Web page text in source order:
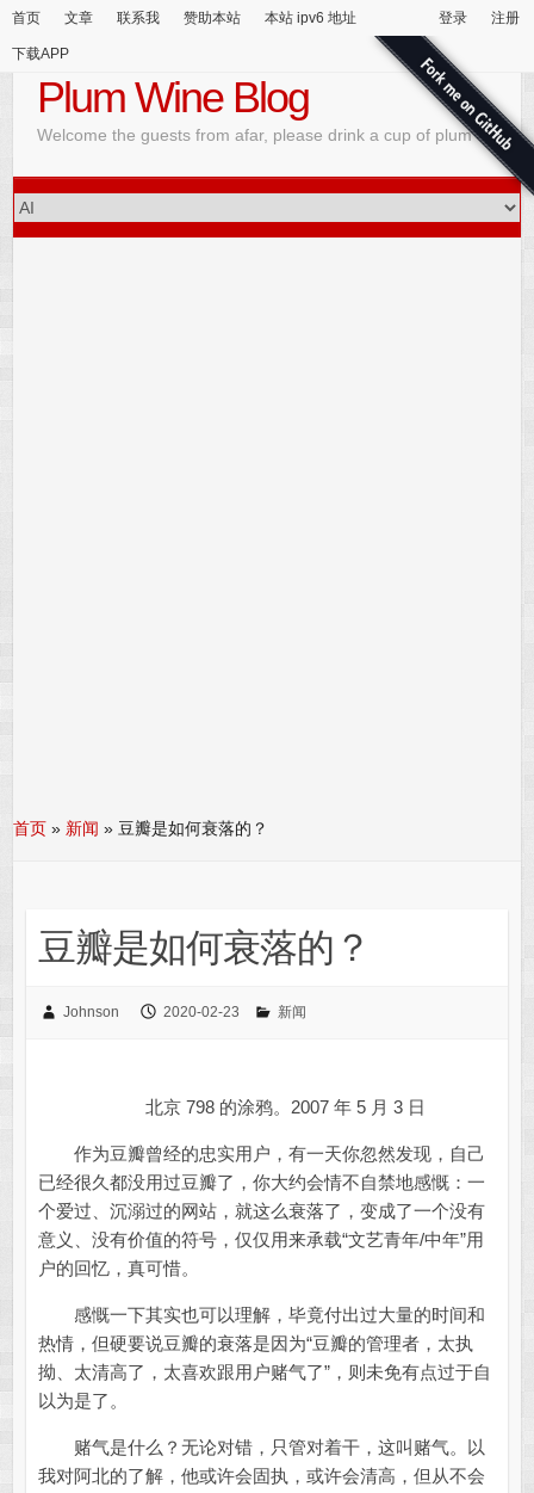
首页 文章 联系我 赞助本站 本站 ipv6 地址
下载APP
登录 注册
Plum Wine Blog
Welcome the guests from afar, please drink a cup of plum wine
首页 » 新闻 » 豆瓣是如何衰落的？
豆瓣是如何衰落的？
Johnson 2020-02-23 新闻
北京 798 的涂鸦。2007 年 5 月 3 日
作为豆瓣曾经的忠实用户，有一天你忽然发现，自己
已经很久都没用过豆瓣了，你大约会情不自禁地感慨：一
个爱过、沉溺过的网站，就这么衰落了，变成了一个没有
意义、没有价值的符号，仅仅用来承载“文艺青年/中年”用
户的回忆，真可惜。
感慨一下其实也可以理解，毕竟付出过大量的时间和
热情，但硬要说豆瓣的衰落是因为“豆瓣的管理者，太执
拗、太清高了，太喜欢跟用户赌气了”，则未免有点过于自
以为是了。
赌气是什么？无论对错，只管对着干，这叫赌气。以
我对阿北的了解，他或许会固执，或许会清高，但从不会